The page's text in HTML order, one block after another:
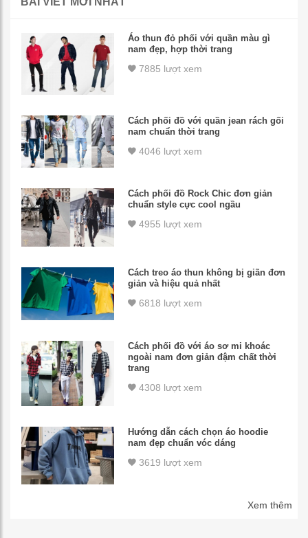
Áo thun đỏ phối với quần màu gì
nam đẹp, hợp thời trang
7885 lượt xem
Cách phối đồ với quần jean rách gối
nam chuẩn thời trang
4046 lượt xem
Cách phối đồ Rock Chic đơn giản
chuẩn style cực cool ngầu
4955 lượt xem
Cách treo áo thun không bị giãn đơn
giản và hiệu quả nhất
6818 lượt xem
Cách phối đồ với áo sơ mi khoác
ngoài nam đơn giản đậm chất thời
trang
4308 lượt xem
Hướng dẫn cách chọn áo hoodie
nam đẹp chuẩn vóc dáng
3619 lượt xem
Xem thêm